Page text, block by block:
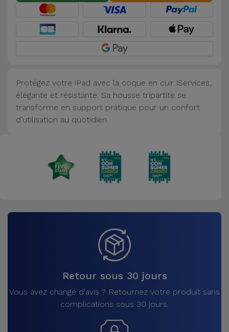
Accessoires
Mobilité,
Accessoires
d'ordinateur
Voir
Protégez votre iPad avec la coque en cuir iServices,
élégante et résistante. Sa housse tripartite se
transforme en support pratique pour un confort
d’utilisation au quotidien
Retour sous 30 jours
Vous avez changé d'avis ? Retournez votre produit sans
complications sous 30 jours.